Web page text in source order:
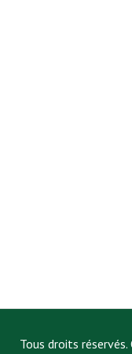
Tous droits